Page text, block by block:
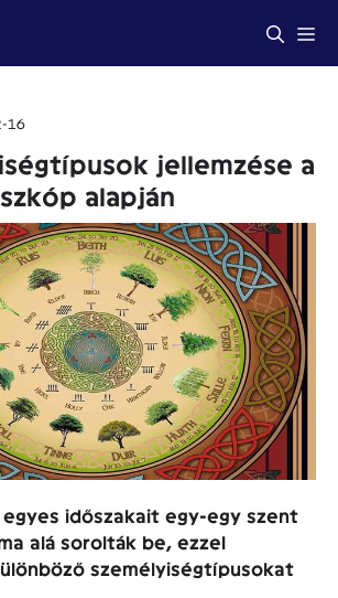
16
jellemzése a
alapján
időszakait egy-egy szent
alá sorolták be, ezzel
személyiségtípusokat